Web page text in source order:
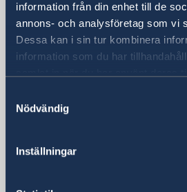
information från din enhet till de
annons- och analysföretag som vi
Dessa kan i sin tur kombinera
information som du har
Nödvändig
Inställningar
Sverige i Japan
Sveriges ambassad
Embassy of Sweden
Minato-ku, Tokyo 107-
Postadress